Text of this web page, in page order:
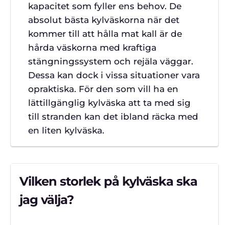
kapacitet som fyller ens behov. De
absolut bästa kylväskorna när det
kommer till att hålla mat kall är de
hårda väskorna med kraftiga
stängningssystem och rejäla väggar.
Dessa kan dock i vissa situationer vara
opraktiska. För den som vill ha en
lättillgänglig kylväska att ta med sig
till stranden kan det ibland räcka med
en liten kylväska.
Vilken storlek på kylväska ska
jag välja?